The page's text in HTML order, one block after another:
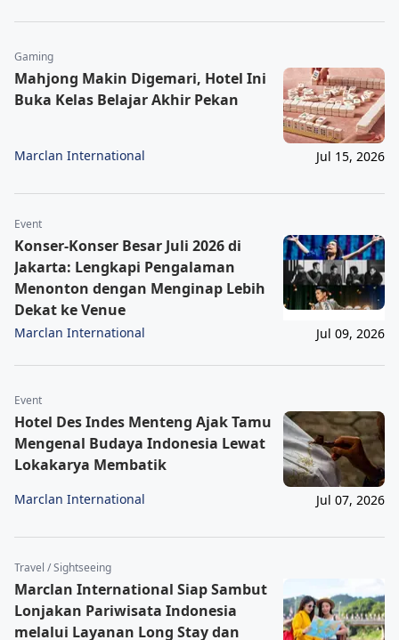
Gaming
Mahjong Makin Digemari, Hotel Ini
Buka Kelas Belajar Akhir Pekan
Marclan International Jul 15, 2026
Event
Konser-Konser Besar Juli 2026 di
Jakarta: Lengkapi Pengalaman
Menonton dengan Menginap Lebih
Dekat ke Venue
Marclan International Jul 09, 2026
Event
Hotel Des Indes Menteng Ajak Tamu
Mengenal Budaya Indonesia Lewat
Lokakarya Membatik
Marclan International Jul 07, 2026
Travel / Sightseeing
Marclan International Siap Sambut
Lonjakan Pariwisata Indonesia
melalui Layanan Long Stay dan